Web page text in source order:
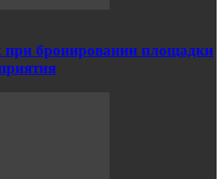
при бронировании площадки